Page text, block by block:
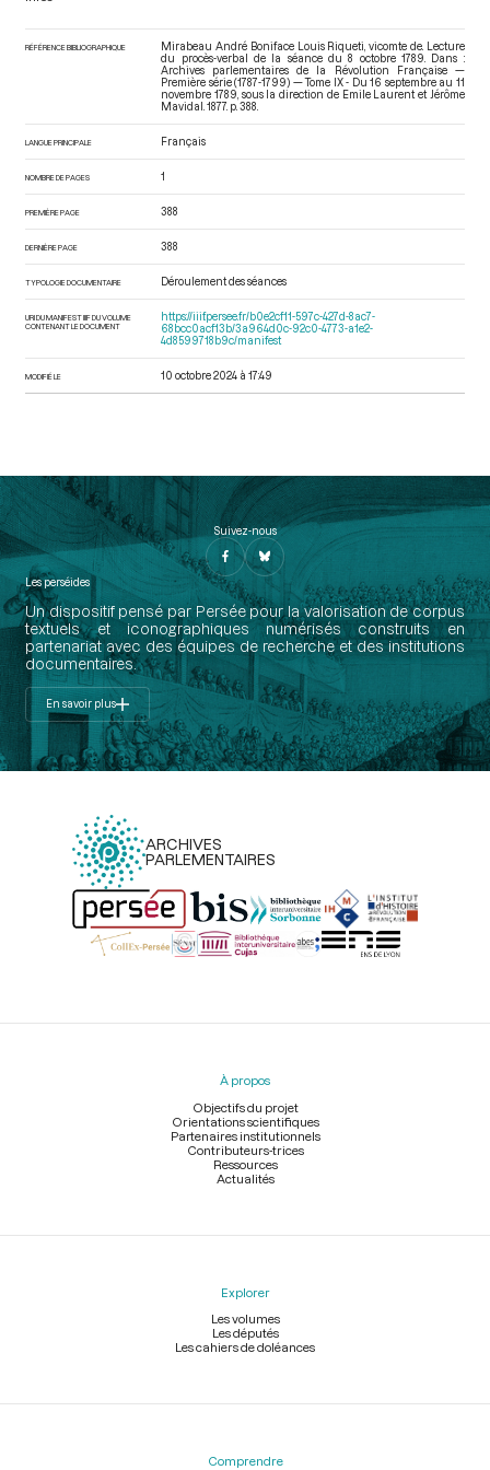
RÉFÉRENCE BIBLIOGRAPHIQUE
Mirabeau André Boniface Louis Riqueti, vicomte de. Lecture
du procès-verbal de la séance du 8 octobre 1789. Dans :
Archives parlementaires de la Révolution Française —
Première série (1787-1799) — Tome IX - Du 16 septembre au 11
novembre 1789 , sous la direction de Emile Laurent et Jérôme
Mavidal. 1877. p. 388.
LANGUE PRINCIPALE Français
NOMBRE DE PAGES 1
PREMIÈRE PAGE 388
DERNIÈRE PAGE 388
TYPOLOGIE DOCUMENTAIRE Déroulement des séances
URI DU MANIFEST IIIF DU VOLUME
CONTENANT LE DOCUMENT
https://iiif.persee.fr/b0e2cf11-597c-427d-8ac7-
68bcc0acf13b/3a964d0c-92c0-4773-a1e2-
4d8599718b9c/manifest
MODIFIÉ LE 10 octobre 2024 à 17:49
Suivez-nous
Les perséides
Un dispositif pensé par Persée pour la valorisation de corpus
textuels et iconographiques numérisés construits en
partenariat avec des équipes de recherche et des institutions
documentaires.
En savoir plus
ARCHIVES
PARLEMENTAIRES
Menu
À propos
Objectifs du projet
Orientations scientifiques
Partenaires institutionnels
Contributeurs-trices
Ressources
Actualités
Explorer
Les volumes
Les députés
Les cahiers de doléances
Comprendre